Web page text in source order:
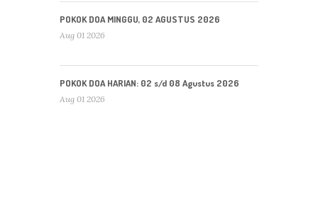
POKOK DOA MINGGU, 02 AGUSTUS 2026
Aug 01 2026
POKOK DOA HARIAN: 02 s/d 08 Agustus 2026
Aug 01 2026